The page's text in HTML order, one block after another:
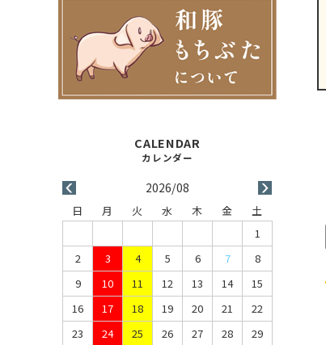
2026/08
日 月 火 水 木 金
土
1
2
3 4 5 6 7
8
9
10 11 12 13 14
15
16
17 18 19 20 21
22
23
24 25 26 27 28
29